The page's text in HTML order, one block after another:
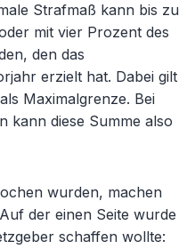
Strafmaß kann bis zu
mit vier Prozent des
den das
erzielt hat. Dabei gilt
Maximalgrenze. Bei
kann diese Summe also
wurden, machen
der einen Seite wurde
schaffen wollte: